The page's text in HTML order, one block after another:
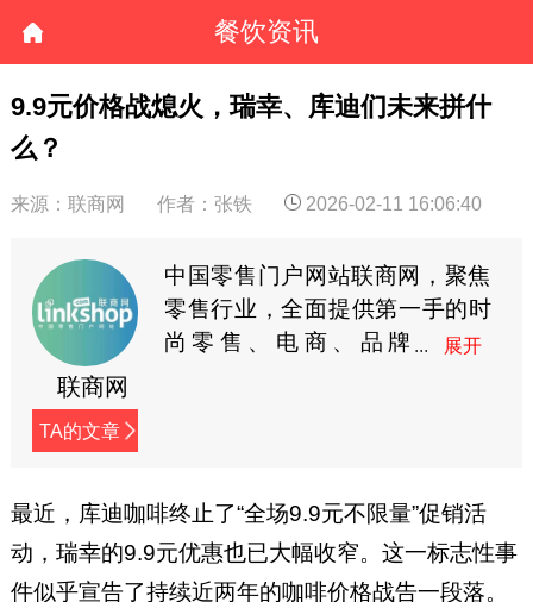
餐饮资讯
9.9元价格战熄火，瑞幸、库迪们未来拼什
么？
来源：联商网 作者：张铁 2026-02-11 16:06:40
联商网
TA的文章
中国零售门户网站联商网，聚焦
零售行业，全面提供第一手的时
尚零售、电商、品牌
最近，库迪咖啡终止了“全场9.9元不限量”促销活
动，瑞幸的9.9元优惠也已大幅收窄。这一标志性事
件似乎宣告了持续近两年的咖啡价格战告一段落。